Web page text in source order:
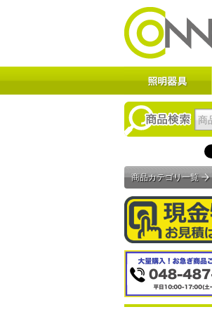
商品カテゴリ一覧